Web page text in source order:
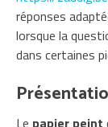
réponses
lorsque la
dans certaines
Le papier peint